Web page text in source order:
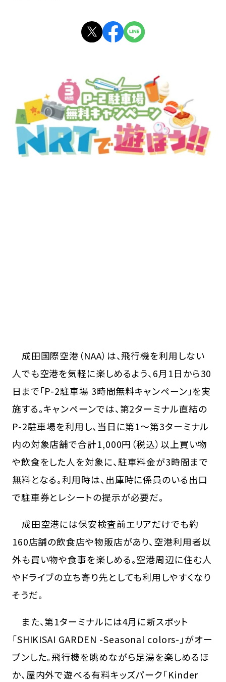
成田国際空港（NAA）は、飛行機を利用しない
人でも空港を気軽に楽しめるよう、6月1日から30
日まで「P-2駐車場 3時間無料キャンペーン」を実
施する。キャンペーンでは、第2ターミナル直結の
P-2駐車場を利用し、当日に第1～第3ターミナル
内の対象店舗で合計1,000円（税込）以上買い物
や飲食をした人を対象に、駐車料金が3時間まで
無料となる。利用時は、出庫時に係員のいる出口
で駐車券とレシートの提示が必要だ。
成田空港には保安検査前エリアだけでも約
160店舗の飲食店や物販店があり、空港利用者以
外も買い物や食事を楽しめる。空港周辺に住む人
やドライブの立ち寄り先としても利用しやすくなり
そうだ。
また、第1ターミナルには4月に新スポット
「SHIKISAI GARDEN -Seasonal colors-」がオー
プンした。飛行機を眺めながら足湯を楽しめるほ
か、屋内外で遊べる有料キッズパーク「Kinder